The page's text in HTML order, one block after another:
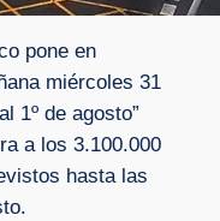
pone en
miércoles 31
1º de agosto”
a los 3.100.000
hasta las